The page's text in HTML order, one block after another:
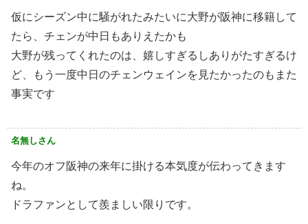
仮にシーズン中に騒がれたみたいに大野が阪神に移籍して
たら、チェンが中日もありえたかも
大野が残ってくれたのは、嬉しすぎるしありがたすぎるけ
ど、もう一度中日のチェンウェインを見たかったのもまた
事実です
名無しさん
今年のオフ阪神の来年に掛ける本気度が伝わってきます
ね。
ドラファンとして羨ましい限りです。